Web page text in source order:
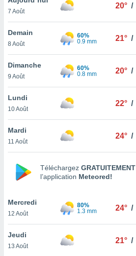
et
»,
au
vous
qu'ils
ou
le
ainsi
un
la
du
7 Août
20° /
Demain
8 Août
60%
0.9 mm
21° /
Dimanche
9 Août
60%
0.8 mm
20° /
Lundi
10 Août
22° /
Mardi
11 Août
24° /
Téléchargez GRATUITEMENT
l’application Meteored!
Mercredi
12 Août
80%
1.3 mm
24° /
Jeudi
13 Août
21° /